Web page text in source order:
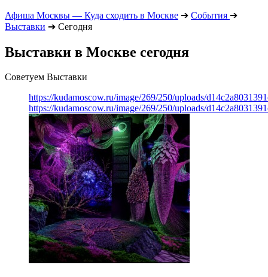
Афиша Москвы — Куда сходить в Москве ➔ События ➔
Выставки ➔ Сегодня
Выставки в Москве сегодня
Советуем Выставки
https://kudamoscow.ru/image/269/250/uploads/
https://kudamoscow.ru/image/269/250/uploads/